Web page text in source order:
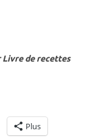
Livre de recettes
Plus